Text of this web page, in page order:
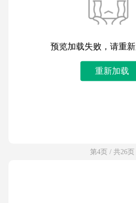
预览加载失败，请重
重新加载
第4页 / 共26页